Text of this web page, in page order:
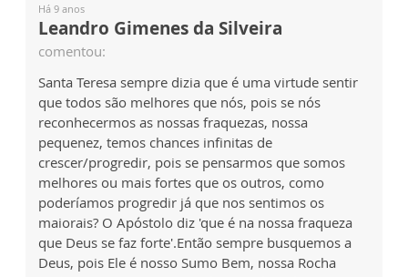
Há 9 anos
Leandro Gimenes da Silveira
comentou:
Santa Teresa sempre dizia que é uma virtude sentir
que todos são melhores que nós, pois se nós
reconhecermos as nossas fraquezas, nossa
pequenez, temos chances infinitas de
crescer/progredir, pois se pensarmos que somos
melhores ou mais fortes que os outros, como
poderíamos progredir já que nos sentimos os
maiorais? O Apóstolo diz 'que é na nossa fraqueza
que Deus se faz forte'.Então sempre busquemos a
Deus, pois Ele é nosso Sumo Bem, nossa Rocha